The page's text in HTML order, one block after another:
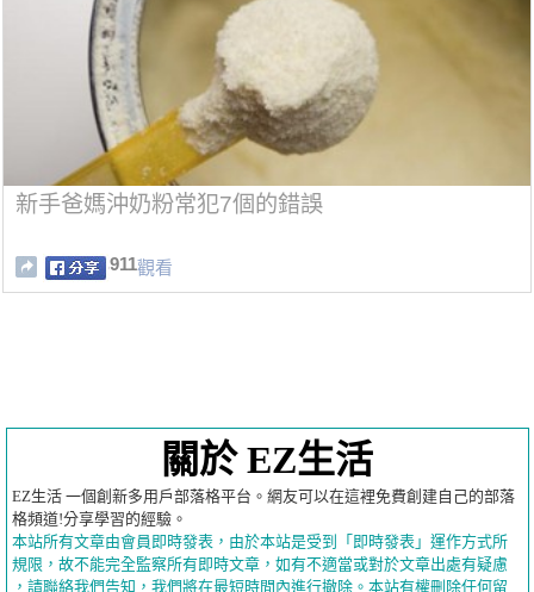
新手爸媽沖奶粉常犯7個的錯誤
911觀看
關於 EZ生活
EZ生活 一個創新多用戶部落格平台。網友可以在這裡免費創建自己的部落
格頻道!分享學習的經驗。
本站所有文章由會員即時發表，由於本站是受到「即時發表」運作方式所
規限，故不能完全監察所有即時文章，如有不適當或對於文章出處有疑慮
，請聯絡我們告知，我們將在最短時間內進行撤除。本站有權刪除任何留